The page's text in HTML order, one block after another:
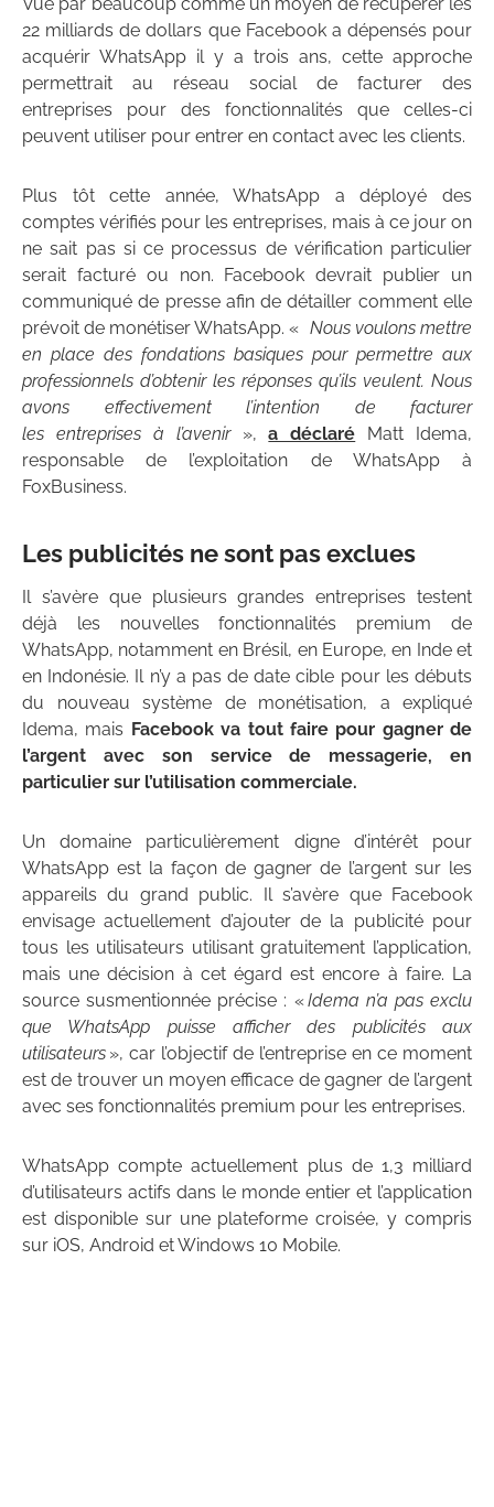
22 milliards de dollars que Facebook a dépensés pour
acquérir WhatsApp il y a trois ans, cette approche
permettrait au réseau social de facturer des
entreprises pour des fonctionnalités que celles-ci
peuvent utiliser pour entrer en contact avec les clients.
Plus tôt cette année, WhatsApp a déployé des
comptes vérifiés pour les entreprises, mais à ce jour on
ne sait pas si ce processus de vérification particulier
serait facturé ou non. Facebook devrait publier un
communiqué de presse afin de détailler comment elle
prévoit de monétiser WhatsApp. « Nous voulons mettre
en place des fondations basiques pour permettre aux
professionnels d’obtenir les réponses qu’ils veulent. Nous
avons effectivement l’intention de facturer
les entreprises à l’avenir »,a déclaré Matt Idema,
responsable de l’exploitation de WhatsApp à
FoxBusiness.
Les publicités ne sont pas exclues
Il s’avère que plusieurs grandes entreprises testent
déjà les nouvelles fonctionnalités premium de
WhatsApp, notamment en Brésil, en Europe, en Inde et
en Indonésie. Il n’y a pas de date cible pour les débuts
du nouveau système de monétisation, a expliqué
Idema, mais Facebook va tout faire pour gagner de
l’argent avec son service de messagerie, en
particulier sur l’utilisation commerciale.
Un domaine particulièrement digne d’intérêt pour
WhatsApp est la façon de gagner de l’argent sur les
appareils du grand public. Il s’avère que Facebook
envisage actuellement d’ajouter de la publicité pour
tous les utilisateurs utilisant gratuitement l’application,
mais une décision à cet égard est encore à faire. La
source susmentionnée précise : «Idema n’a pas exclu
que WhatsApp puisse afficher des publicités aux
utilisateurs », car l’objectif de l’entreprise en ce moment
est de trouver un moyen efficace de gagner de l’argent
avec ses fonctionnalités premium pour les entreprises.
WhatsApp compte actuellement plus de 1,3 milliard
d’utilisateurs actifs dans le monde entier et l’application
est disponible sur une plateforme croisée, y compris
sur iOS, Android et Windows 10 Mobile.